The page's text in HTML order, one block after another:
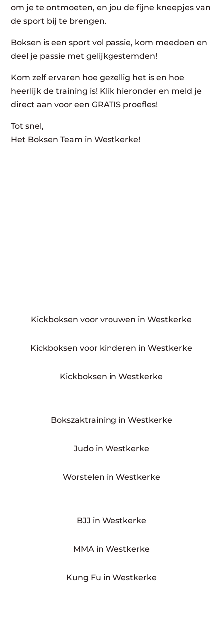
om je te ontmoeten, en jou de fijne kneepjes van
de sport bij te brengen.
Boksen is een sport vol passie, kom meedoen en
deel je passie met gelijkgestemden!
Kom zelf ervaren hoe gezellig het is en hoe
heerlijk de training is! Klik hieronder en meld je
direct aan voor een GRATIS proefles!
Tot snel,
Het Boksen Team in Westkerke!
Kickboksen voor vrouwen in Westkerke
Kickboksen voor kinderen in Westkerke
Kickboksen in Westkerke
Bokszaktraining in Westkerke
Judo in Westkerke
Worstelen in Westkerke
BJJ in Westkerke
MMA in Westkerke
Kung Fu in Westkerke